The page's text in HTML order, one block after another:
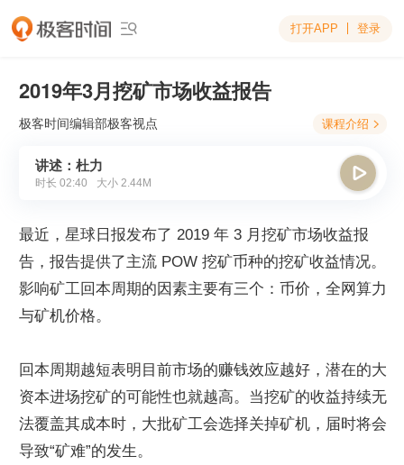
 打开APP 登录
2019年3月挖矿市场收益报告
极客时间编辑部极客视点 课程介绍 
讲述：杜力
时长 02:40 大小 2.44M

最近，星球日报发布了 2019 年 3 月挖矿市场收益报
告，报告提供了主流 POW 挖矿币种的挖矿收益情况。
影响矿工回本周期的因素主要有三个：币价，全网算力
与矿机价格。
回本周期越短表明目前市场的赚钱效应越好，潜在的大
资本进场挖矿的可能性也就越高。当挖矿的收益持续无
法覆盖其成本时，大批矿工会选择关掉矿机，届时将会
导致“矿难”的发生。